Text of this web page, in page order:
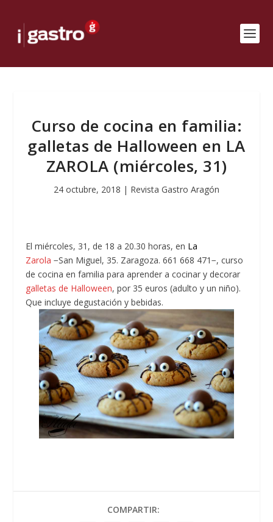
Curso de cocina en familia:
galletas de Halloween en LA
ZAROLA (miércoles, 31)
24 octubre, 2018 | Revista Gastro Aragón
El miércoles, 31, de 18 a 20.30 horas, en La
Zarola −San Miguel, 35. Zaragoza. 661 668 471−, curso
de cocina en familia para aprender a cocinar y decorar
galletas de Halloween, por 35 euros (adulto y un niño).
Que incluye degustación y bebidas.
COMPARTIR: